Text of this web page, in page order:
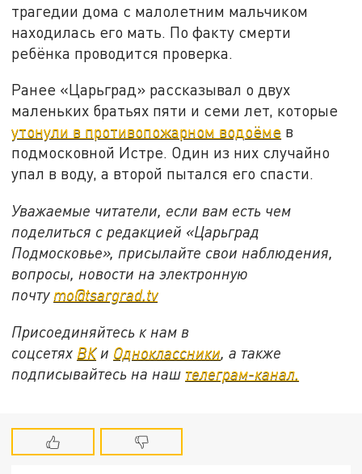
трагедии дома с малолетним мальчиком
находилась его мать. По факту смерти
ребёнка проводится проверка.
Ранее «Царьград» рассказывал о двух
маленьких братьях пяти и семи лет, которые
утонули в противопожарном водоёме в
подмосковной Истре. Один из них случайно
упал в воду, а второй пытался его спасти.
Уважаемые читатели, если вам есть чем
поделиться с редакцией «Царьград
Подмосковье», присылайте свои наблюдения,
вопросы, новости на электронную
почту mo@tsargrad.tv
Присоединяйтесь к нам в
соцсетях ВКи Одноклассники, а также
подписывайтесь на наш телеграм-канал.